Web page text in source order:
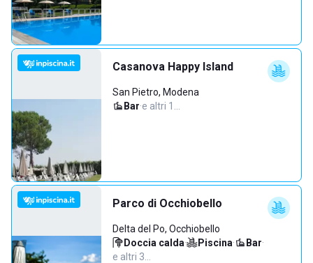
Casanova Happy Island
San Pietro, Modena
Bar·e altri 1…
Parco di Occhiobello
Delta del Po, Occhiobello
Doccia calda· Piscina· Bar·
e altri 3…